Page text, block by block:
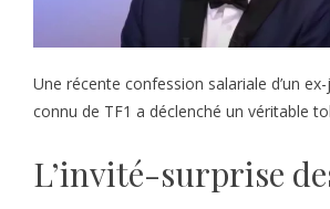
Une récente confession salariale d’un
connu de TF1 a déclenché un véritable
L’invité-surprise